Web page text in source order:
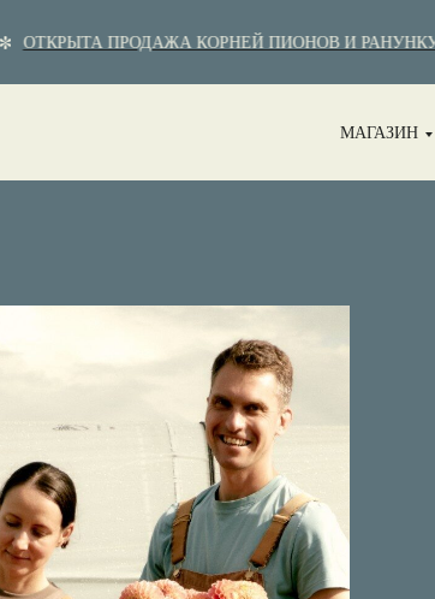
ОТКРЫТА ПРОДАЖА КОРНЕЙ ПИОНОВ И
МАГАЗИН